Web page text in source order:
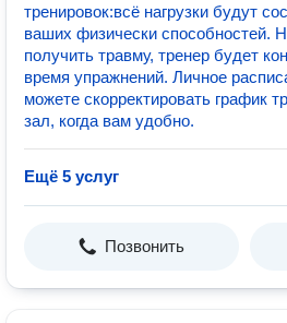
тренировок:всё нагрузки будут
ваших физически способностей.
получить травму, тренер будет
время упражнений. Личное
можете скорректировать график
зал, когда вам удобно.
Ещё 5 услуг
Позвонить